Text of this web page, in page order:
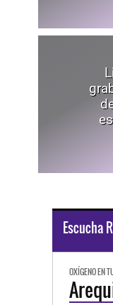
Escucha
OXÍGENO EN